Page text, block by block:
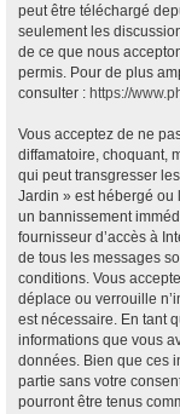
peut être téléchargé
seulement les
de ce que nous
permis. Pour de plus
consulter : https://
Vous acceptez de ne
diffamatoire, choquant,
qui peut transgresser
Jardin » est hébergé ou
un bannissement
fournisseur d’accès à
de tous les messages
conditions. Vous
déplace ou verrouille
est nécessaire. En tant
informations que vous
données. Bien que ces
partie sans votre
pourront être tenus